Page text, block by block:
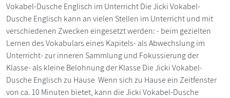
Vokabel-Dusche Englisch im Unterricht Die Jicki Vokabel-
Dusche Englisch kann an vielen Stellen im Unterricht und mit
verschiedenen Zwecken eingesetzt werden: - beim gezielten
Lernen des Vokabulars eines Kapitels- als Abwechslung im
Unterricht- zur inneren Sammlung und Fokussierung der
Klasse- als kleine Belohnung der Klasse Die Jicki Vokabel-
Dusche Englisch zu Hause Wenn sich zu Hause ein Zeitfenster
von ca. 10 Minuten bietet, kann die Jicki Vokabel-Dusche